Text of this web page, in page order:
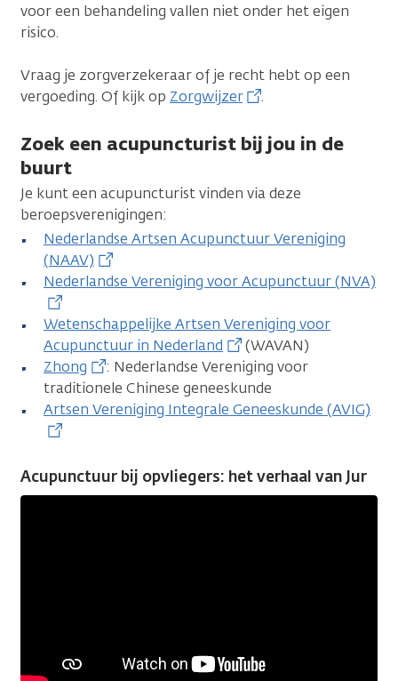
voor een behandeling vallen niet onder het eigen
risico.
Vraag je zorgverzekeraar of je recht hebt op een
vergoeding. Of kijk op Zorgwijzer .
Zoek een acupuncturist bij jou in de
buurt
Je kunt een acupuncturist vinden via deze
beroepsverenigingen:
Nederlandse Artsen Acupunctuur Vereniging
(NAAV)
Nederlandse Vereniging voor Acupunctuur (NVA)
Wetenschappelijke Artsen Vereniging voor
Acupunctuur in Nederland
(WAVAN)
Zhong
: Nederlandse Vereniging voor
traditionele Chinese geneeskunde
Artsen Vereniging Integrale Geneeskunde (AVIG)
Acupunctuur bij opvliegers: het verhaal van Jur